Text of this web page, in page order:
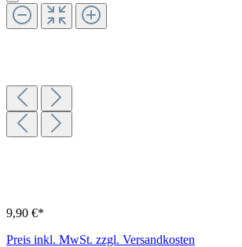
9,90 €*
Preis inkl. MwSt. zzgl. Versandkosten